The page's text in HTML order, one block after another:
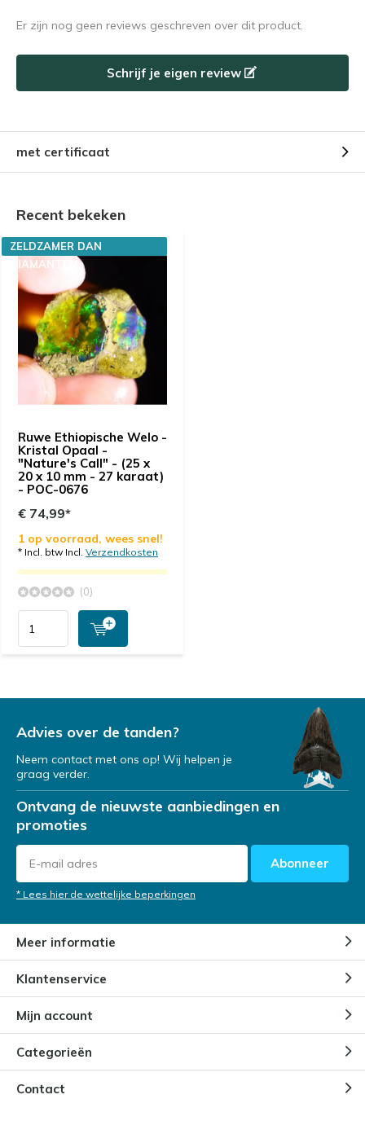
Er zijn nog geen reviews geschreven over dit product.
Schrijf je eigen review
met certificaat
Recent bekeken
Ruwe Ethiopische Welo -
Kristal Opaal -
"Nature's Call" - (25 x
20 x 10 mm - 27 karaat)
- POC-0676
ZELDZAMER DAN
DIAMANTEN
€ 74,99*
1 op voorraad, wees snel!
* Incl. btw Incl. Verzendkosten
(0)
Advies over de tanden?
Neem contact met ons op! Wij helpen je
graag verder.
Ontvang de nieuwste aanbiedingen en
promoties
Abonneer
* Lees hier de wettelijke beperkingen
Meer informatie
Klantenservice
Mijn account
Categorieën
Contact